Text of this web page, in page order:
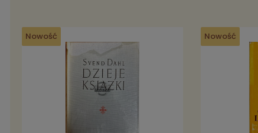
Nowość Nowość